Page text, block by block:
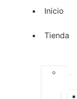
Inicio
Tienda